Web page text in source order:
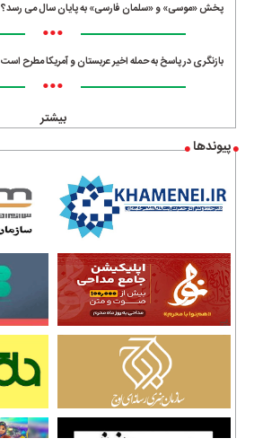
پخش «موسی» و «سلمان فارسی» به پایان سال می رسد؟
•••
بازنگری در پاسخ به حمله اخیر عربستان و آمریکا مطرح است
•••
بیشتر
پیوندها